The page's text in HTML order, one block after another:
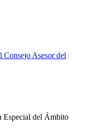
Asesor del
Especial del Ámbito